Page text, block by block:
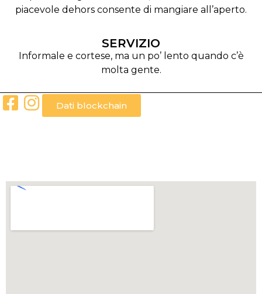
piacevole dehors consente di mangiare all’aperto.
SERVIZIO
Informale e cortese, ma un po’ lento quando c’è
molta gente.
Dati blockchain